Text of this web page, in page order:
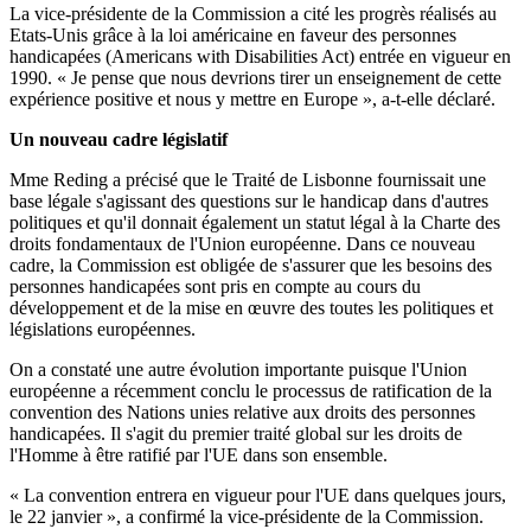
La vice-présidente de la Commission a cité les progrès réalisés au
Etats-Unis grâce à la loi américaine en faveur des personnes
handicapées (Americans with Disabilities Act) entrée en vigueur en
1990. « Je pense que nous devrions tirer un enseignement de cette
expérience positive et nous y mettre en Europe », a-t-elle déclaré.
Un nouveau cadre législatif
Mme Reding a précisé que le Traité de Lisbonne fournissait une
base légale s'agissant des questions sur le handicap dans d'autres
politiques et qu'il donnait également un statut légal à la Charte des
droits fondamentaux de l'Union européenne. Dans ce nouveau
cadre, la Commission est obligée de s'assurer que les besoins des
personnes handicapées sont pris en compte au cours du
développement et de la mise en œuvre des toutes les politiques et
législations européennes.
On a constaté une autre évolution importante puisque l'Union
européenne a récemment conclu le processus de ratification de la
convention des Nations unies relative aux droits des personnes
handicapées. Il s'agit du premier traité global sur les droits de
l'Homme à être ratifié par l'UE dans son ensemble.
« La convention entrera en vigueur pour l'UE dans quelques jours,
le 22 janvier », a confirmé la vice-présidente de la Commission.